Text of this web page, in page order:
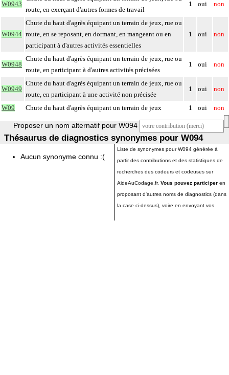
W0943
route, en exerçant d'autres formes de travail
1 oui non
W0944
Chute du haut d'agrès équipant un terrain de jeux, rue ou
route, en se reposant, en dormant, en mangeant ou en
participant à d'autres activités essentielles
1 oui non
W0948
Chute du haut d'agrès équipant un terrain de jeux, rue ou
route, en participant à d'autres activités précisées
1 oui non
W0949
Chute du haut d'agrès équipant un terrain de jeux, rue ou
route, en participant à une activité non précisée
1 oui non
W09 Chute du haut d'agrès équipant un terrain de jeux 1 oui non
Proposer un nom alternatif pour W094
Thésaurus de diagnostics synonymes pour W094
Aucun synonyme connu :(
Liste de synonymes pour W094 générée à
partir des contributions et des statistiques de
recherches des codeurs et codeuses sur
AideAuCodage.fr. Vous pouvez participer en
proposant d'autres noms de diagnostics (dans
la case ci-dessus), voire en envoyant vos